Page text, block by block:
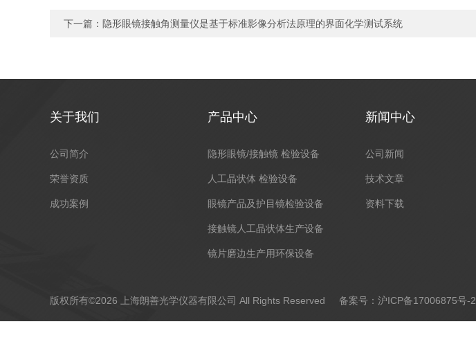
下一篇： 隐形眼镜接触角测量仪是基于标准影像分析法原理的界面化学测试系统
关于我们
公司简介
荣誉资质
成功案例
产品中心
隐形眼镜/接触镜 检验设备
人工晶状体 检验设备
眼镜产品及护目镜检验设备
接触镜人工晶状体生产设备
镜片磨边生产用环保设备
新闻中心
公司新闻
技术文章
资料下载
版权所有©2026 上海朗善光学仪器有限公司 All Rights Reserved 备案号：沪ICP备17006875号-2